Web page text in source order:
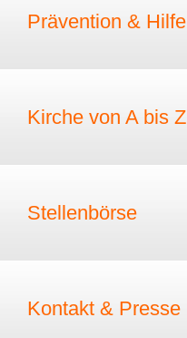
Prävention & Hilfe
Kirche von A bis Z
Stellenbörse
Kontakt & Presse